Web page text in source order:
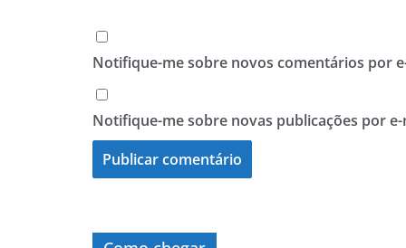
Notifique-me sobre novos comentários por
Notifique-me sobre novas publicações por